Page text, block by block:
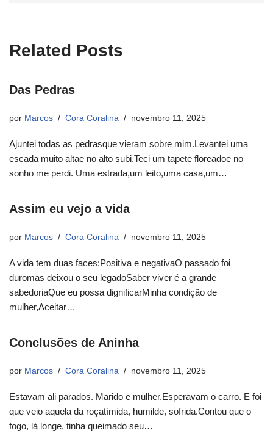
Related Posts
Das Pedras
por Marcos Cora Coralina novembro 11, 2025
Ajuntei todas as pedrasque vieram sobre mim.Levantei uma
escada muito altae no alto subi.Teci um tapete floreadoe no
sonho me perdi. Uma estrada,um leito,uma casa,um…
Assim eu vejo a vida
por Marcos Cora Coralina novembro 11, 2025
A vida tem duas faces:Positiva e negativaO passado foi
duromas deixou o seu legadoSaber viver é a grande
sabedoriaQue eu possa dignificarMinha condição de
mulher,Aceitar…
Conclusões de Aninha
por Marcos Cora Coralina novembro 11, 2025
Estavam ali parados. Marido e mulher.Esperavam o carro. E foi
que veio aquela da roçatímida, humilde, sofrida.Contou que o
fogo, lá longe, tinha queimado seu…